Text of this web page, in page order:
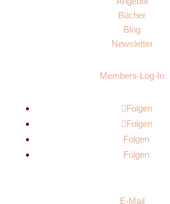
Bücher
Blog
Newsletter
Members-Log-In
Folgen
Folgen
Folgen
Folgen
E-Mail